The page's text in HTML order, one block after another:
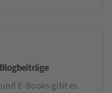
E-Books gibt es